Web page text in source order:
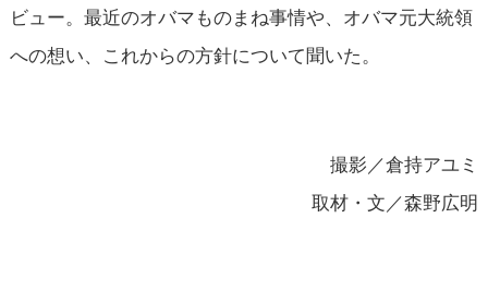
ビュー。最近のオバマものまね事情や、オバマ元大統領
への想い、これからの方針について聞いた。
撮影／倉持アユミ
取材・文／森野広明